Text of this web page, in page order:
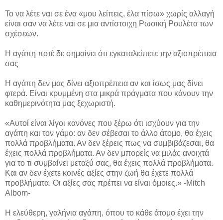
Το να λέτε ναι σε ένα «μου λείπεις, έλα πίσω» χωρίς αλλαγή
είναι σαν να λέτε ναι σε μια αντίστοιχη Ρωσική Ρουλέτα των
σχέσεων.
Η αγάπη ποτέ δε σημαίνει ότι εγκαταλείπετε την αξιοπρέπεια
σας
Η αγάπη δεν μας δίνει αξιοπρέπεια αν και ίσως μας δίνει
φτερά. Είναι κρυμμένη στα μικρά πράγματα που κάνουν την
καθημερινότητα μας ξεχωριστή.
«Αυτοί είναι λίγοι κανόνες που ξέρω ότι ισχύουν για την
αγάπη και τον γάμο: αν δεν σέβεσαι το άλλο άτομο, θα έχεις
πολλά προβλήματα. Αν δεν ξέρεις πως να συμβιβάζεσαι, θα
έχεις πολλά προβλήματα. Αν δεν μπορείς να μιλάς ανοιχτά
για το τι συμβαίνει μεταξύ σας, θα έχεις πολλά προβλήματα.
Και αν δεν έχετε κοινές αξίες στην ζωή θα έχετε πολλά
προβλήματα. Οι αξίες σας πρέπει να είναι όμοιες.» -Mitch
Albom-
Η ελεύθερη, γαλήνια αγάπη, όπου το κάθε άτομο έχει την